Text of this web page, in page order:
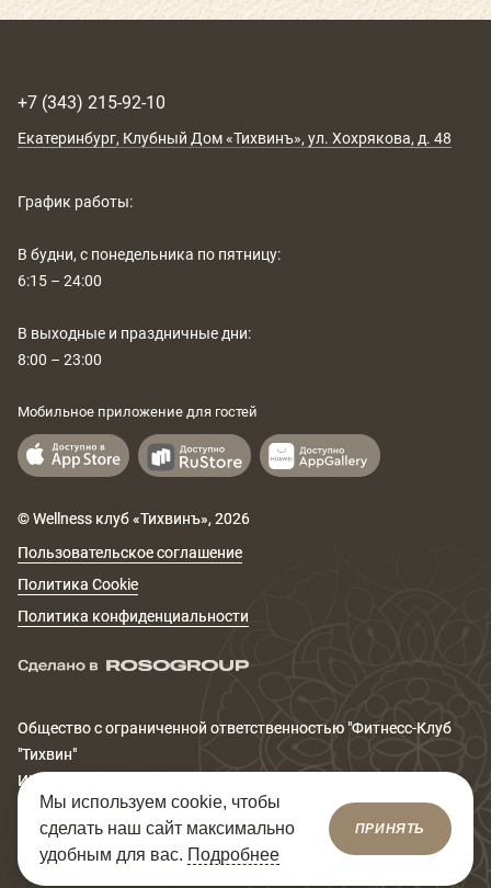
ГОСТИ О НАС
+7 (343) 215-92-10
Екатеринбург, Клубный Дом «Тихвинъ», ул. Хохрякова, д. 48
График работы:
В будни, с понедельника по пятницу:
6:15 – 24:00
В выходные и праздничные дни:
8:00 – 23:00
Мобильное приложение для гостей
© Wellness клуб «Тихвинъ», 2026
Пользовательское соглашение
Политика Cookie
Политика конфиденциальности
Общество с ограниченной ответственностью "Фитнеcс-Клуб
"Тихвин"
ИНН 6671167320
Юридический адрес: 620014, Свердловская обл., г.
Екатеринбург, ул. Сакко и Ванцетти, д.99
Мы используем cookie, чтобы
сделать наш сайт максимально
удобным для вас. Подробнее
ПРИНЯТЬ